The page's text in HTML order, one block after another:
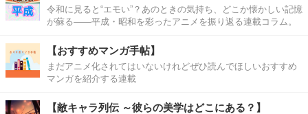
令和に見ると“エモい”？あのときの気持ち、どこか懐かしい記憶
が蘇る――平成・昭和を彩ったアニメを振り返る連載コラム。
【おすすめマンガ手帖】
まだアニメ化されてはいないけれどぜひ読んでほしいおすすめ
マンガを紹介する連載
【敵キャラ列伝 ～彼らの美学はどこにある？】